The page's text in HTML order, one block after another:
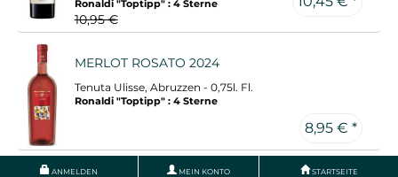
Ronaldi "Toptipp" : 4 Sterne
10,95 €
MERLOT ROSATO 2024
Tenuta Ulisse, Abruzzen - 0,75l. Fl.
Ronaldi "Toptipp" : 4 Sterne
8,95 € *
ANMELDEN MEIN KONTO STARTSEITE